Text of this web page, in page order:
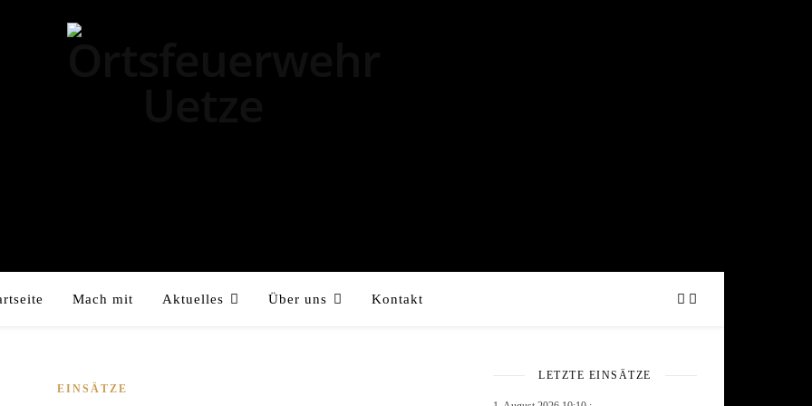
Mach mit Aktuelles Über uns Kontakt
EINSÄTZE
LETZTE EINSÄTZE